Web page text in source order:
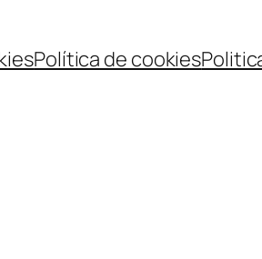
Política de cookies